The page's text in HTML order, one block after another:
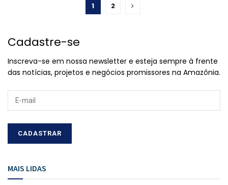
1 2
Cadastre-se
Inscreva-se em nossa newsletter e esteja sempre à frente
das notícias, projetos e negócios promissores na Amazônia.
MAIS LIDAS